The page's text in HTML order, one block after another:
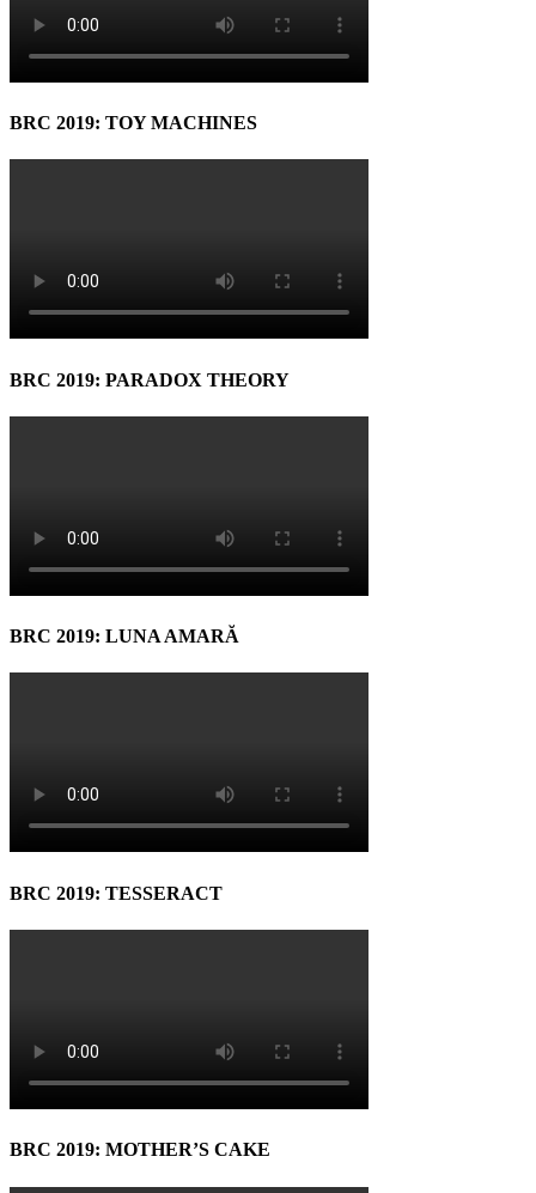
BRC 2019: TOY MACHINES
BRC 2019: PARADOX THEORY
BRC 2019: LUNA AMARĂ
BRC 2019: TESSERACT
BRC 2019: MOTHER’S CAKE